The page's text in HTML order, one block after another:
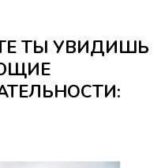
ТЫ УВИДИШЬ